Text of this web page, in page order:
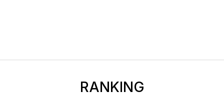
RANKING